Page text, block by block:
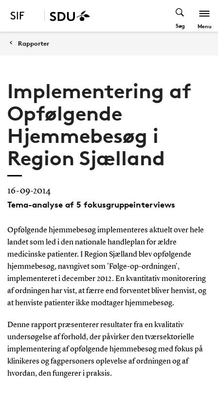
Søg Menu
Rapporter
Implementering af
Opfølgende
Hjemmebesøg i
Region Sjælland
16-09-2014
Tema-analyse af 5 fokusgruppeinterviews
Opfølgende hjemmebesøg implementeres aktuelt over hele
landet som led i den nationale handleplan for ældre
medicinske patienter. I Region Sjælland blev opfølgende
hjemmebesøg, navngivet som 'Følge-op-ordningen',
implementeret i december 2012. En kvantitativ monitorering
af ordningen har vist, at færre end forventet bliver henvist, og
at henviste patienter ikke modtager hjemmebesøg.
Denne rapport præsenterer resultater fra en kvalitativ
undersøgelse af forhold, der påvirker den tværsektorielle
implementering af opfølgende hjemmebesøg med fokus på
klinikeres og fagpersoners oplevelse af ordningen og af
hvordan, den fungerer i praksis.